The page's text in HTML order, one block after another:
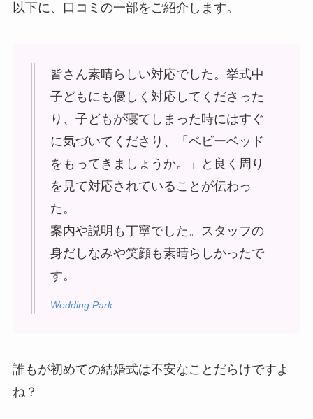
以下に、口コミの一部をご紹介します。
皆さん素晴らしい対応でした。挙式中
子どもにも優しく対応してくださった
り、子どもが寝てしまった時にはすぐ
に気づいてくださり、「ベビーベッド
をもってきましょうか。」と良く周り
を見て対応されていることが伝わっ
た。
案内や説明も丁寧でした。スタッフの
身だしなみや笑顔も素晴らしかったで
す。
Wedding Park
誰もが初めての結婚式は不安なことだらけですよ
ね？